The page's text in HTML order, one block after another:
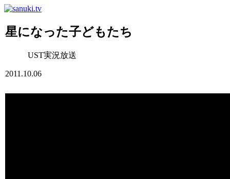
星になった子どもたち
UST実況放送
2011.10.06